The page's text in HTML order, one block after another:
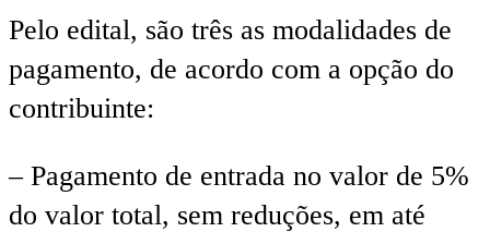
Pelo edital, são três as modalidades de
pagamento, de acordo com a opção do
contribuinte:
– Pagamento de entrada no valor de 5%
do valor total, sem reduções, em até